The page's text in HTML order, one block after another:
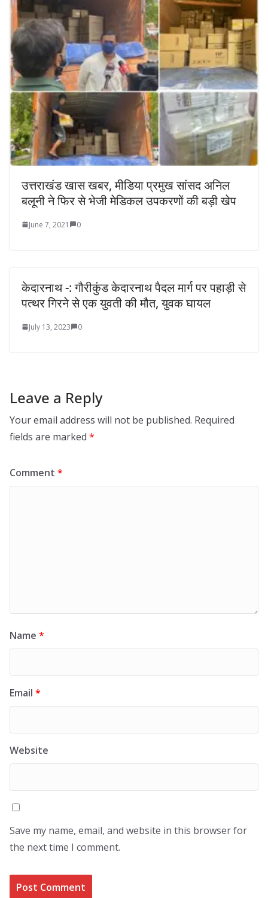
उत्तराखंड खास खबर, मीडिया प्रमुख सांसद अनिल
बलूनी ने फिर से भेजी मेडिकल उपकरणों की बड़ी खेप
June 7, 2021 0
केदारनाथ -: गौरीकुंड केदारनाथ पैदल मार्ग पर पहाड़ी से
पत्थर गिरने से एक युवती की मौत, युवक घायल
July 13, 2023 0
Leave a Reply
Your email address will not be published. Required
fields are marked *
Comment *
Name *
Email *
Website
Save my name, email, and website in this browser for
the next time I comment.